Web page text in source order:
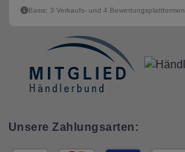
Basis: 3 Verkaufs- und 4 Bewertungsplattformen
Unsere Zahlungsarten: